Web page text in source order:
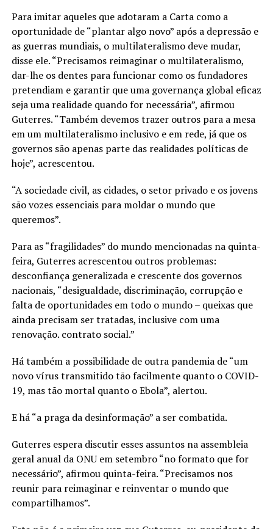
Para imitar aqueles que adotaram a Carta como a
oportunidade de “plantar algo novo” após a depressão e
as guerras mundiais, o multilateralismo deve mudar,
disse ele. “Precisamos reimaginar o multilateralismo,
dar-lhe os dentes para funcionar como os fundadores
pretendiam e garantir que uma governança global eficaz
seja uma realidade quando for necessária”, afirmou
Guterres. “Também devemos trazer outros para a mesa
em um multilateralismo inclusivo e em rede, já que os
governos são apenas parte das realidades políticas de
hoje”, acrescentou.
“A sociedade civil, as cidades, o setor privado e os jovens
são vozes essenciais para moldar o mundo que
queremos”.
Para as “fragilidades” do mundo mencionadas na quinta-
feira, Guterres acrescentou outros problemas:
desconfiança generalizada e crescente dos governos
nacionais, “desigualdade, discriminação, corrupção e
falta de oportunidades em todo o mundo – queixas que
ainda precisam ser tratadas, inclusive com uma
renovação. contrato social.”
Há também a possibilidade de outra pandemia de “um
novo vírus transmitido tão facilmente quanto o COVID-
19, mas tão mortal quanto o Ebola”, alertou.
E há “a praga da desinformação” a ser combatida.
Guterres espera discutir esses assuntos na assembleia
geral anual da ONU em setembro “no formato que for
necessário”, afirmou quinta-feira. “Precisamos nos
reunir para reimaginar e reinventar o mundo que
compartilhamos”.